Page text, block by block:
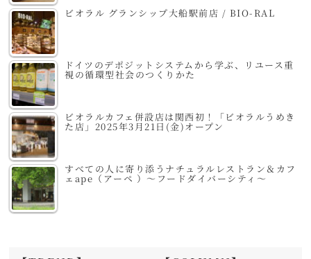
ビオラル グランシップ大船駅前店 / BIO-RAL
ドイツのデポジットシステムから学ぶ、リユース重
視の循環型社会のつくりかた
ビオラルカフェ併設店は関西初！「ビオラルうめき
た店」2025年3月21日(金)オープン
すべての人に寄り添うナチュラルレストラン＆カフ
ェape（アーペ ）～フードダイバーシティ～